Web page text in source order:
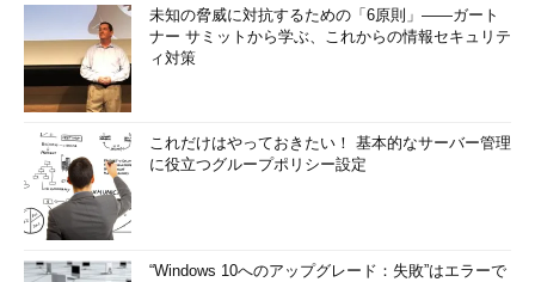
未知の脅威に対抗するための「6原則」――ガート
ナー サミットから学ぶ、これからの情報セキュリテ
ィ対策
これだけはやっておきたい！ 基本的なサーバー管理
に役立つグループポリシー設定
“Windows 10へのアップグレード：失敗”はエラーで